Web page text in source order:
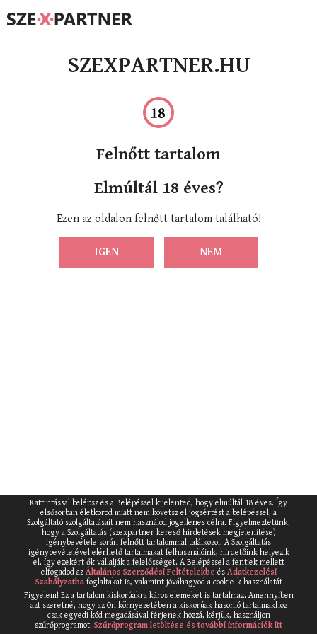
SZEXPARTNER.HU
Felnőtt tartalom
Elmúltál 18 éves?
Ezen az oldalon felnőtt tartalom található!
IGEN NEM
Kattintással belépsz és a Belépéssel kijelented, hogy elmúltál 18 éves. Így
elsősorban életkorod miatt nem követsz el jogsértést a belépéssel, a
Szolgáltató szolgáltatásait nem használod jogellenes célra. Figyelmeztetünk,
hogy a Szolgáltatás (szexpartner kereső hirdetések megjelenítése)
igénybevétele során felnőtt tartalommal találkozol. A Szolgáltatás
igénybevételével elérhető tartalmakat felhasználóink, hirdetőink helyezik
el, így ezekért ők vállalják a felelősséget. A Belépéssel a fentiek mellett
elfogadod az Általános Szerződési Feltételekbe és Adatkezelési
Szabályzatbafoglaltakat is, valamint jóváhagyod a cookie-k használatát
Figyelem! Ez a tartalom kiskorúakra káros elemeket is tartalmaz. Amennyiben
azt szeretné, hogy az Ön környezetében a kiskorúak hasonló tartalmakhoz
csak egyedi kód megadásával férjenek hozzá, kérjük, használjon
szűrőprogramot. Szűrőprogram letöltése és további információk itt